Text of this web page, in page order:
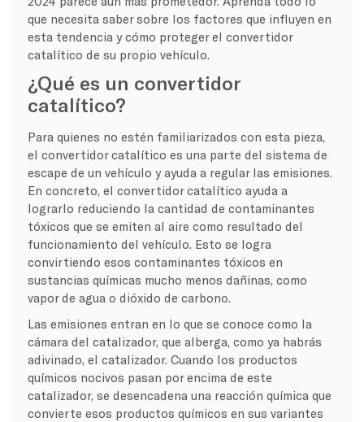
que necesita saber sobre los factores que influyen en
esta tendencia y cómo proteger el convertidor
catalítico de su propio vehículo.
¿Qué es un convertidor
catalítico?
Para quienes no estén familiarizados con esta pieza,
el convertidor catalítico es una parte del sistema de
escape de un vehículo y ayuda a regular las emisiones.
En concreto, el convertidor catalítico ayuda a
lograrlo reduciendo la cantidad de contaminantes
tóxicos que se emiten al aire como resultado del
funcionamiento del vehículo. Esto se logra
convirtiendo esos contaminantes tóxicos en
sustancias químicas mucho menos dañinas, como
vapor de agua o dióxido de carbono.
Las emisiones entran en lo que se conoce como la
cámara del catalizador, que alberga, como ya habrás
adivinado, el catalizador. Cuando los productos
químicos nocivos pasan por encima de este
catalizador, se desencadena una reacción química que
convierte esos productos químicos en sus variantes